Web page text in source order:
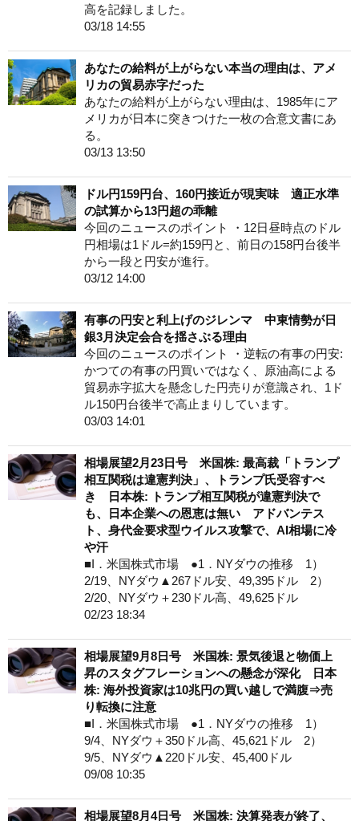
高を記録しました。
03/18 14:55
あなたの給料が上がらない本当の理由は、アメ
リカの貿易赤字だった
あなたの給料が上がらない理由は、1985年にア
メリカが日本に突きつけた一枚の合意文書にあ
る。
03/13 13:50
ドル円159円台、160円接近が現実味 適正水準
の試算から13円超の乖離
今回のニュースのポイント ・12日昼時点のドル
円相場は1ドル=約159円と、前日の158円台後半
から一段と円安が進行。
03/12 14:00
有事の円安と利上げのジレンマ 中東情勢が日
銀3月決定会合を揺さぶる理由
今回のニュースのポイント ・逆転の有事の円安:
かつての有事の円買いではなく、原油高による
貿易赤字拡大を懸念した円売りが意識され、1ド
ル150円台後半で高止まりしています。
03/03 14:01
相場展望2月23日号 米国株: 最高裁「トランプ
相互関税は違憲判決」、トランプ氏受容すべ
き 日本株: トランプ相互関税が違憲判決で
も、日本企業への恩恵は無い アドバンテス
ト、身代金要求型ウイルス攻撃で、AI相場に冷
や汗
■I．米国株式市場 ●1．NYダウの推移 1）
2/19、NYダウ▲267ドル安、49,395ドル 2）
2/20、NYダウ＋230ドル高、49,625ドル
02/23 18:34
相場展望9月8日号 米国株: 景気後退と物価上
昇のスタグフレーションへの懸念が深化 日本
株: 海外投資家は10兆円の買い越しで満腹⇒売
り転換に注意
■I．米国株式市場 ●1．NYダウの推移 1）
9/4、NYダウ＋350ドル高、45,621ドル 2）
9/5、NYダウ▲220ドル安、45,400ドル
09/08 10:35
相場展望8月4日号 米国株: 決算発表が終了、